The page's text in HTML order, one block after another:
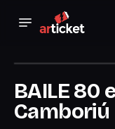
BAILE 80
Camboriú